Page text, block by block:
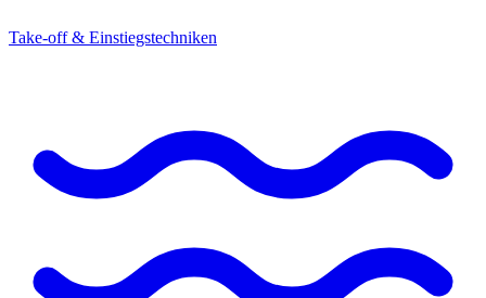
Take-off & Einstiegstechniken